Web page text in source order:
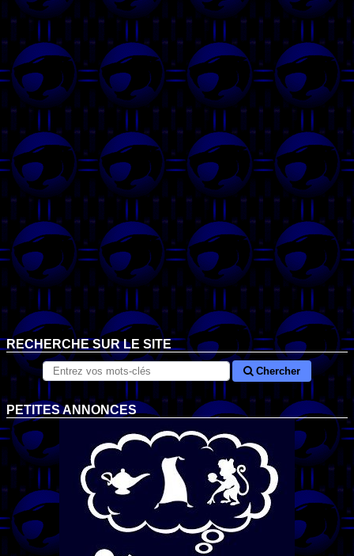
RECHERCHE SUR LE SITE
Chercher
PETITES ANNONCES